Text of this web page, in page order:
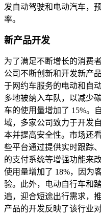
发自动驾驶和电动汽车，
率。
新产品开发
为了满足不断增长的消费
公司不断创新和开发新产
于网约车服务的电动和自
多地被纳入车队，以减少
车的使用量增加了 15%。
域，多家公司致力于开发
本并提高安全性。市场还
些平台通过提供实时跟踪
的支付系统等增强功能来
使用量增加了 18%，因为
验。此外，电动自行车和
遍，迎合短途出行需求，
产品的开发反映了该行业